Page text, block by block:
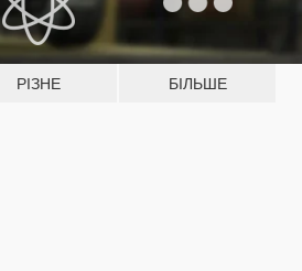
РІЗНЕ БІЛЬШЕ